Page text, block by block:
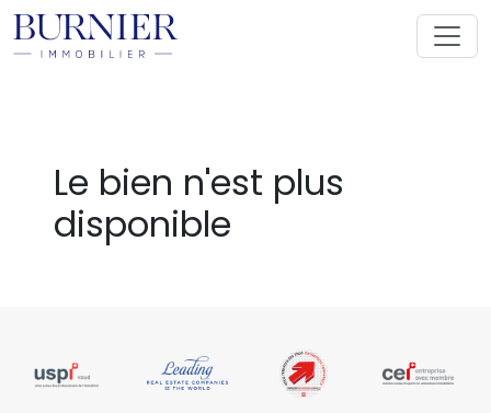
Le bien n'est plus
disponible